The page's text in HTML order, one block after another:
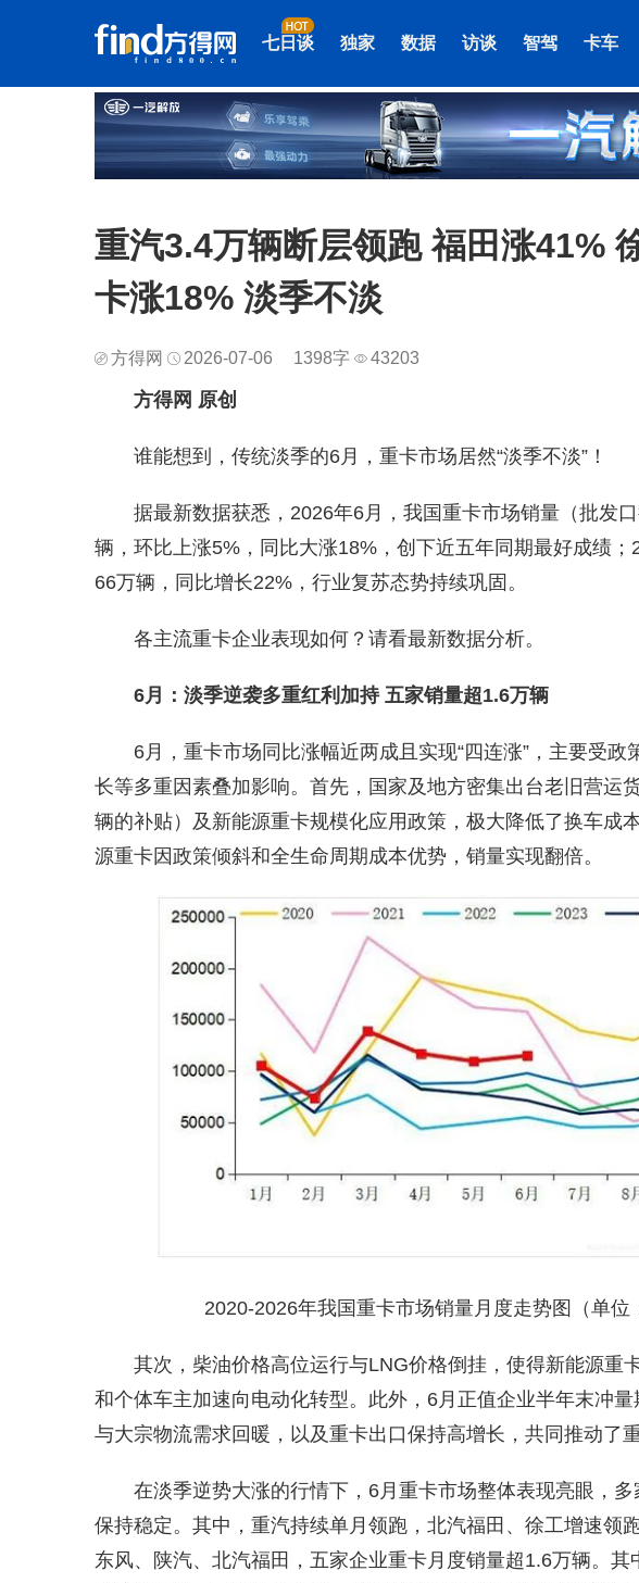
七日谈 独家 数据 访谈 智驾 卡车
重汽3.4万辆断层领跑 福田涨41%
卡涨18% 淡季不淡
方得网 2026-07-06 1398字 43203
方得网 原创
谁能想到，传统淡季的6月，重卡市场居然“淡季不淡”！
据最新数据获悉，2026年6月，我国重卡市场销量（批发
辆，环比上涨5%，同比大涨18%，创下近五年同期最好成绩
66万辆，同比增长22%，行业复苏态势持续巩固。
各主流重卡企业表现如何？请看最新数据分析。
6月：淡季逆袭多重红利加持 五家销量超1.6万辆
6月，重卡市场同比涨幅近两成且实现“四连涨”，主要受
长等多重因素叠加影响。首先，国家及地方密集出台老旧营运
辆的补贴）及新能源重卡规模化应用政策，极大降低了换车成
源重卡因政策倾斜和全生命周期成本优势，销量实现翻倍。
2020-2026年我国重卡市场销量月度走势图（单位
其次，柴油价格高位运行与LNG价格倒挂，使得新能源重
和个体车主加速向电动化转型。此外，6月正值企业半年末冲
与大宗物流需求回暖，以及重卡出口保持高增长，共同推动了
在淡季逆势大涨的行情下，6月重卡市场整体表现亮眼，
保持稳定。其中，重汽持续单月领跑，北汽福田、徐工增速领
东风、陕汽、北汽福田，五家企业重卡月度销量超1.6万辆。